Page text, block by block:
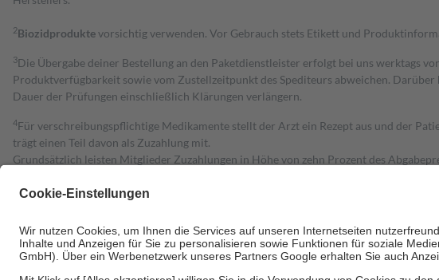
2Biozidproduktevorsichtig verwenden. Vor Gebrauch stets Etikett und
3Die Übergabe deiner Bestellung an den Paketdienstleister erfolgt bei uns werktags
Produktverfügbarkeit sowie vom Zustellzeitpunkt des Spediteurs abweichen.
Dauer der Prüfungen einschließlich Klärungen verlängern.
4Für verschreibungspflichtige Medikamente stellt der Arzt ein Rezept aus und der
trägt einen Teil davon als Zuzahlung mit.
Grundsätzlich leisten Mitglieder Zuzahlungen in Höhe von zehn Prozent des
Diese Regeln gelten grundsätzlich auch für Online-Apotheken.
Um das Engagement der Versicherten für ihre eigene Gesundheit zu stärken und die
• Kindern und Jugendlichen bis zum vollendeten 18. Lebensjahr mit Ausnahme der
• Untersuchungen zur Vorsorge und Früherkennung, die von der GKV getragen
• empfohlenen Schutzimpfungen